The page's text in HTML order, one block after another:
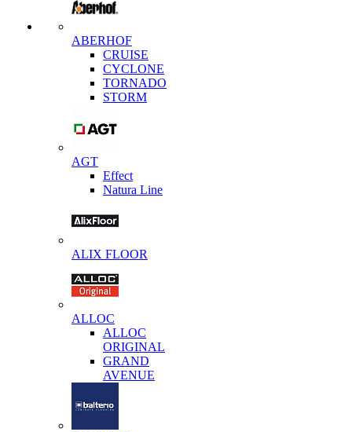
ABERHOF
CRUISE
CYCLONE
TORNADO
STORM
AGT
Effect
Natura Line
ALIX FLOOR
ALLOC
ALLOC
ORIGINAL
GRAND
AVENUE